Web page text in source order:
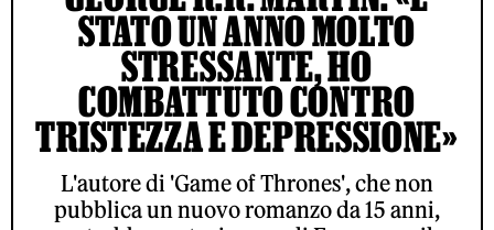
STATO UN ANNO MOLTO
STRESSANTE, HO
COMBATTUTO CONTRO
TRISTEZZA E DEPRESSIONE»
L'autore di 'Game of Thrones', che non
pubblica un nuovo romanzo da 15 anni,